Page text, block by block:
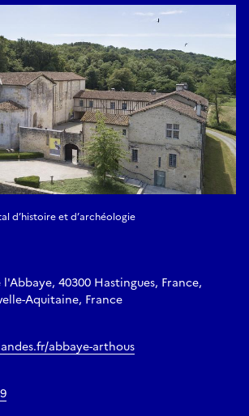
d’histoire et d’archéologie
l'Abbaye, 40300 Hastingues, France,
Aquitaine, France
abbaye-arthous